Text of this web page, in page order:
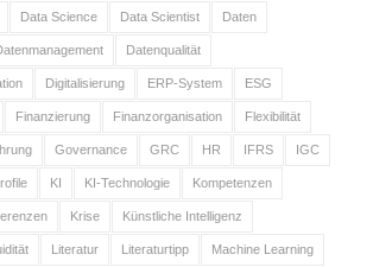
Data Science Data Scientist Daten
Datenqualität
Digitalisierung ERP-System ESG
Finanzierung Finanzorganisation Flexibilität
Governance GRC HR IFRS IGC
KI KI-Technologie Kompetenzen
Krise Künstliche Intelligenz
Literatur Literaturtipp Machine Learning